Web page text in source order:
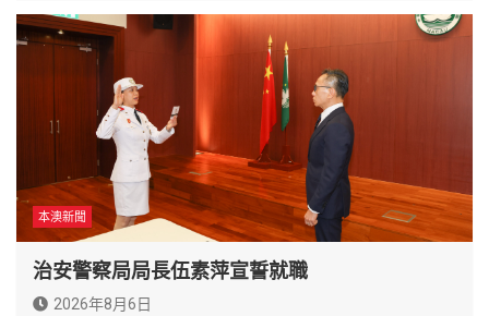
本澳新聞
治安警察局局長伍素萍宣誓就職
2026年8月6日